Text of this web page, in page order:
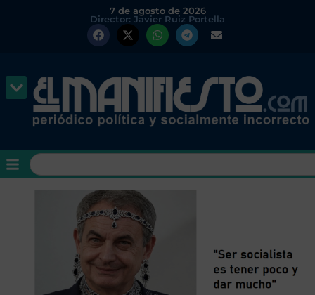
7 de agosto de 2026
Director: Javier Ruiz Portella